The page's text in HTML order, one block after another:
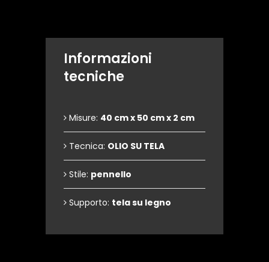
Informazioni
tecniche
Misure: 40 cm x 50 cm x 2 cm
Tecnica: OLIO SU TELA
Stile: pennello
Supporto: tela su legno